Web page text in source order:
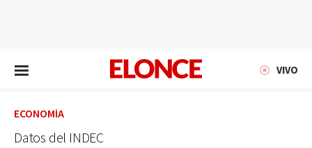
VIVO
ECONOMÍA
Datos del INDEC